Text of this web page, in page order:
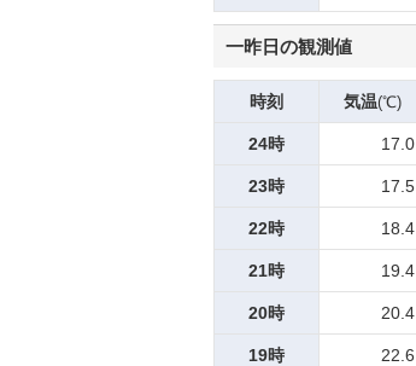
一昨日の観測値
時刻 気温(℃)
24時 17.0
23時 17.5
22時 18.4
21時 19.4
20時 20.4
19時 22.6